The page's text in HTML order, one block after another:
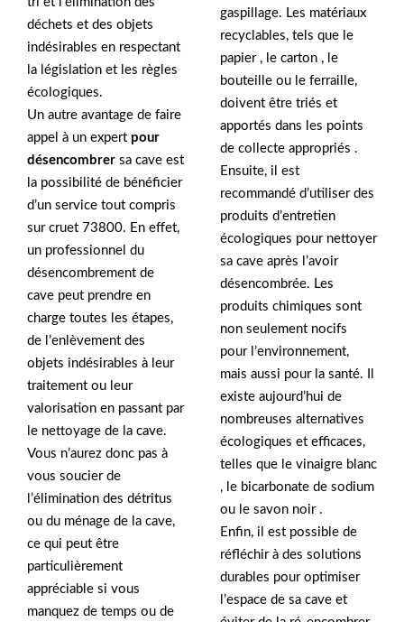
déchets et des objets
indésirables en respectant
la législation et les règles
écologiques.
Un autre avantage de faire
appel à un expert pour
désencombrer sa cave est
la possibilité de bénéficier
d’un service tout compris
sur cruet 73800. En effet,
un professionnel du
désencombrement de
cave peut prendre en
charge toutes les étapes,
de l’enlèvement des
objets indésirables à leur
traitement ou leur
valorisation en passant par
le nettoyage de la cave.
Vous n’aurez donc pas à
vous soucier de
l’élimination des détritus
ou du ménage de la cave,
ce qui peut être
particulièrement
appréciable si vous
manquez de temps ou de
gaspillage. Les matériaux
recyclables, tels que le
papier , le carton , le
bouteille ou le ferraille,
doivent être triés et
apportés dans les points
de collecte appropriés .
Ensuite, il est
recommandé d’utiliser des
produits d’entretien
écologiques pour nettoyer
sa cave après l’avoir
désencombrée. Les
produits chimiques sont
non seulement nocifs
pour l’environnement,
mais aussi pour la santé. Il
existe aujourd’hui de
nombreuses alternatives
écologiques et efficaces,
telles que le vinaigre blanc
, le bicarbonate de sodium
ou le savon noir .
Enfin, il est possible de
réfléchir à des solutions
durables pour optimiser
l’espace de sa cave et